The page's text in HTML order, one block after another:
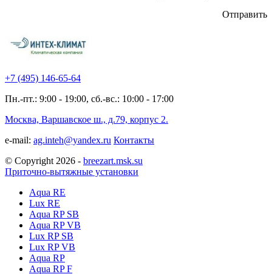
Отправить
+7 (495) 146-65-64
Пн.-пт.: 9:00 - 19:00, сб.-вс.: 10:00 - 17:00
Москва, Варшавское ш., д.79, корпус 2.
e-mail: ag.inteh@yandex.ru Контакты
© Copyright 2026 - breezart.msk.su
Приточно-вытяжные установки
Aqua RE
Lux RE
Aqua RP SB
Aqua RP VB
Lux RP SB
Lux RP VB
Aqua RP
Aqua RP F